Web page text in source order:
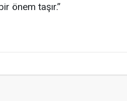
önem taşır.”